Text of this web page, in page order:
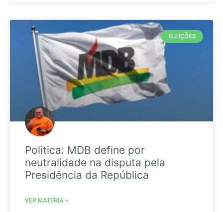
ELEIÇÕES
Politica: MDB define por
neutralidade na disputa pela
Presidência da República
VER MATÉRIA »